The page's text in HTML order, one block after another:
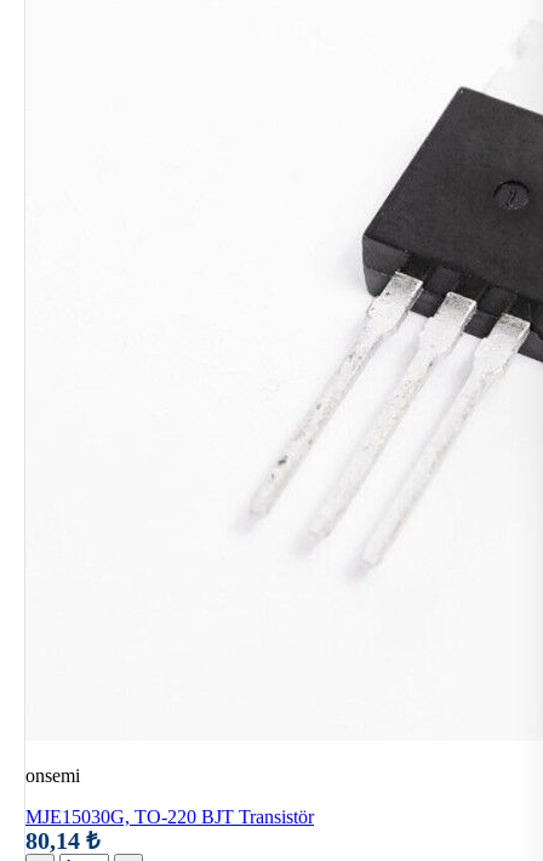
onsemi
MJE15030G, TO-220 BJT Transistör
80,14 ₺